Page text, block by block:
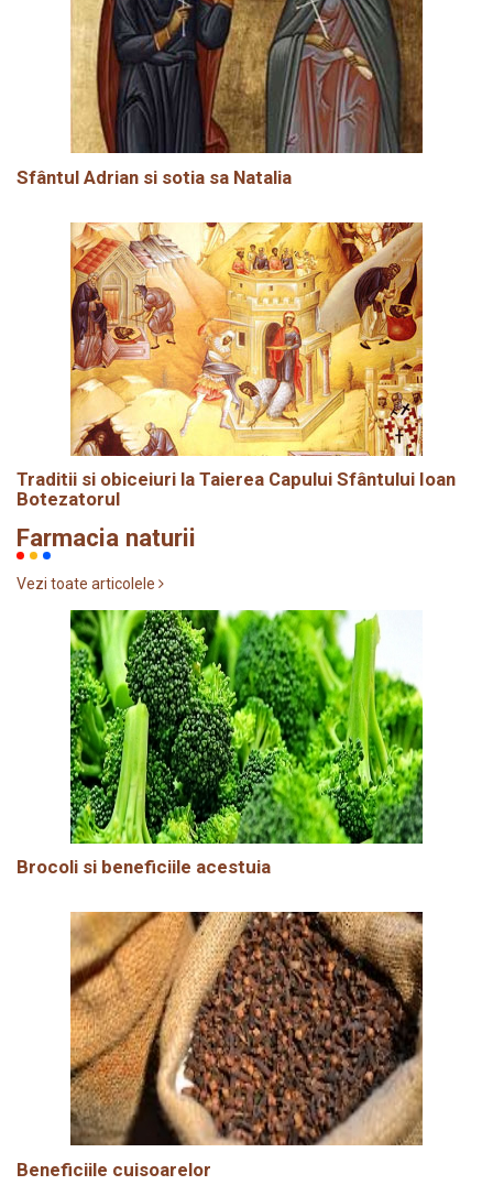
Sfântul Adrian si sotia sa Natalia
Traditii si obiceiuri la Taierea Capului Sfântului Ioan
Botezatorul
Farmacia naturii
Vezi toate articolele
Brocoli si beneficiile acestuia
Beneficiile cuisoarelor